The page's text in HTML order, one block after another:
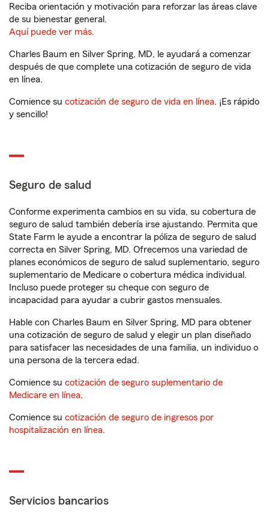
Reciba orientación y motivación para reforzar las áreas clave
de su bienestar general.
Aquí puede ver más.
Charles Baum en Silver Spring, MD, le ayudará a comenzar
después de que complete una cotización de seguro de vida
en línea.
Comience su cotización de seguro de vida en línea. ¡Es rápido
y sencillo!
Seguro de salud
Conforme experimenta cambios en su vida, su cobertura de
seguro de salud también debería irse ajustando. Permita que
State Farm le ayude a encontrar la póliza de seguro de salud
correcta en Silver Spring, MD. Ofrecemos una variedad de
planes económicos de seguro de salud suplementario, seguro
suplementario de Medicare o cobertura médica individual.
Incluso puede proteger su cheque con seguro de
incapacidad para ayudar a cubrir gastos mensuales.
Hable con Charles Baum en Silver Spring, MD para obtener
una cotización de seguro de salud y elegir un plan diseñado
para satisfacer las necesidades de una familia, un individuo o
una persona de la tercera edad.
Comience su cotización de seguro suplementario de
Medicare en línea.
Comience su cotización de seguro de ingresos por
hospitalización en línea.
Servicios bancarios